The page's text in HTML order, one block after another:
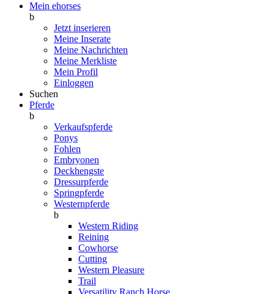
Mein ehorses
b
Jetzt inserieren
Meine Inserate
Meine Nachrichten
Meine Merkliste
Mein Profil
Einloggen
Suchen
Pferde
b
Verkaufspferde
Ponys
Fohlen
Embryonen
Deckhengste
Dressurpferde
Springpferde
Westernpferde
b
Western Riding
Reining
Cowhorse
Cutting
Western Pleasure
Trail
Versatility Ranch Horse